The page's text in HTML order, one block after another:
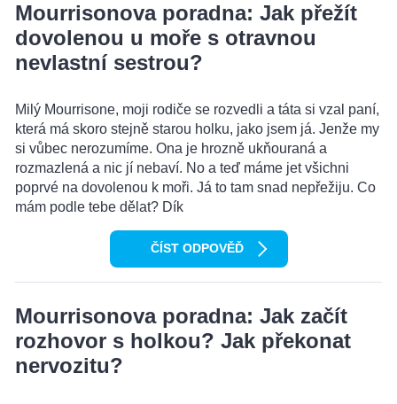
Mourrisonova poradna: Jak přežít
dovolenou u moře s otravnou
nevlastní sestrou?
Milý Mourrisone, moji rodiče se rozvedli a táta si vzal paní,
která má skoro stejně starou holku, jako jsem já. Jenže my
si vůbec nerozumíme. Ona je hrozně ukňouraná a
rozmazlená a nic jí nebaví. No a teď máme jet všichni
poprvé na dovolenou k moři. Já to tam snad nepřežiju. Co
mám podle tebe dělat? Dík
ČÍST ODPOVĚĎ
Mourrisonova poradna: Jak začít
rozhovor s holkou? Jak překonat
nervozitu?